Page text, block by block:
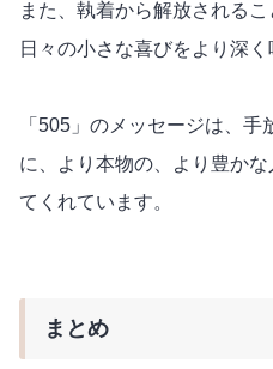
また、執着から解放される
日々の小さな喜びをより深
「505」のメッセージは、
に、より本物の、より豊か
てくれています。
まとめ